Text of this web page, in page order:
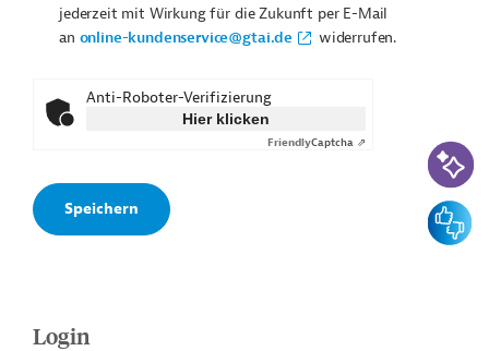
jederzeit mit Wirkung für die Zukunft per E-Mail
an online-kundenservice@gtai.de widerrufen.
Anti-Roboter-Verifizierung
Hier klicken
FriendlyCaptcha ⇗
Login
KI-